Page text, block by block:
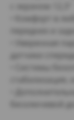
• Комфорт в
передних и
• Уверенная
датчики
• Системы
•
бесключевой